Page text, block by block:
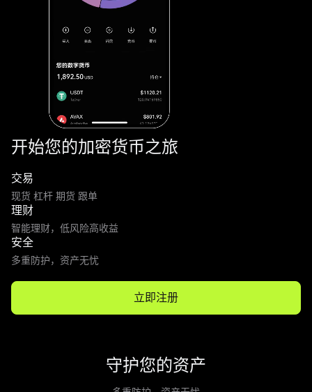
开始您的加密货币之旅
交易
现货 杠杆 期货 跟单
理财
智能理财，低风险高收益
安全
多重防护，资产无忧
立即注册
守护您的资产